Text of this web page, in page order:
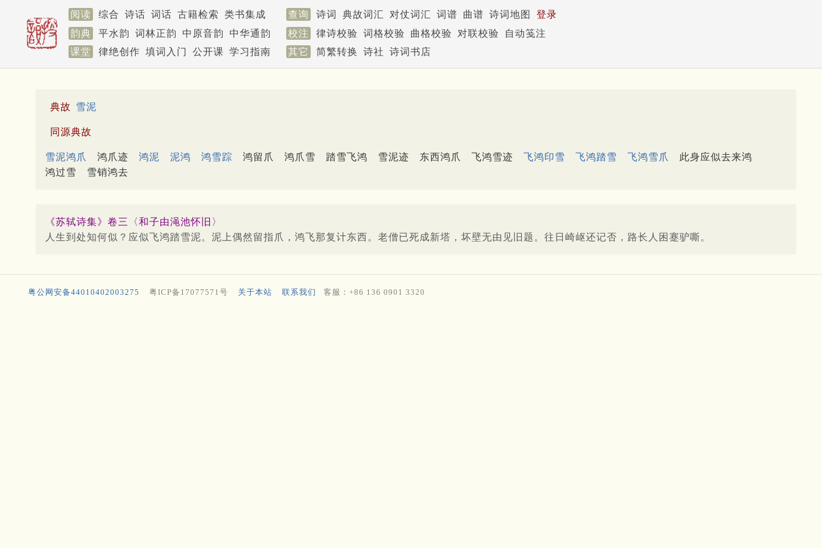
阅读 综合 诗话 词话 古籍检索 类书集成 查询 诗词 典故词汇 对仗词汇 词谱 曲谱 诗词地图
登录
韵典
平水韵 词林正韵 中原音韵 中华通韵 校注 律诗校验 词格校验 曲格校验 对联校验
自动笺注
课堂
律绝创作 填词入门 公开课 学习指南 其它 简繁转换 诗社 诗词书店
典故 雪泥
同源典故
雪泥鸿爪 鸿爪迹 鸿泥 泥鸿 鸿雪踪 鸿留爪 鸿爪雪 踏雪飞鸿 雪泥迹 东西鸿爪 飞鸿雪迹 飞鸿印雪 飞鸿踏雪 飞鸿雪爪
此身应似去来鸿
鸿过雪
雪销鸿去
《苏轼诗集》卷三〈和子由渑池怀旧〉
人生到处知何似？应似飞鸿踏雪泥。泥上偶然留指爪，鸿飞那复计东西。老僧已死成新塔，坏壁无由见旧题。往日崎岖还记否，路长人困蹇驴嘶。
粤公网安备44010402003275 粤ICP备17077571号 关于本站 联系我们 客服：+86 136 0901 3320